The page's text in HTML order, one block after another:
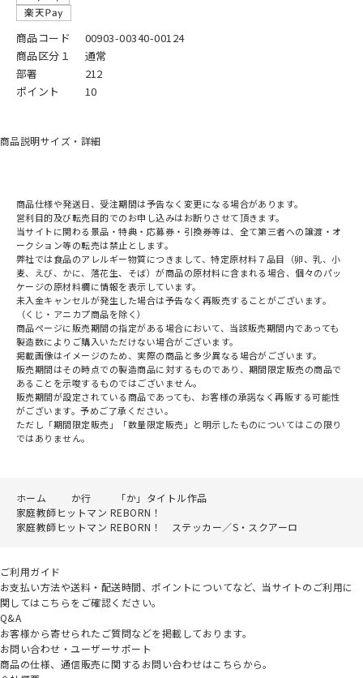
商品コード
00903-00340-00124
商品区分１
通常
部署
212
ポイント
10
商品説明サイズ・詳細
商品仕様や発送日、受注期間は予告なく変更になる場合があります。
営利目的及び転売目的でのお申し込みはお断りさせて頂きます。
当サイトに関わる景品・特典・応募券・引換券等は、全て第三者への譲渡・オ
ークション等の転売は禁止とします。
弊社では食品のアレルギー物質につきまして、特定原材料７品目（卵、乳、小
麦、えび、かに、落花生、そば）が商品の原材料に含まれる場合、個々のパッ
ケージの原材料欄に情報を表示しています。
未入金キャンセルが発生した場合は予告なく再販売することがございます。
（くじ・アニカプ商品を除く）
商品ページに販売期間の指定がある場合において、当該販売期間内であっても
製造数によりご購入いただけない場合がございます。
掲載画像はイメージのため、実際の商品と多少異なる場合がございます。
販売期間はその時点での製造商品に対するものであり、期間限定販売の商品で
あることを示唆するものではございません。
販売期間が設定されている商品であっても、お客様の承諾なく再販する可能性
がございます。予めご了承ください。
ただし「期間限定販売」「数量限定販売」と明示したものについてはこの限り
ではありません。
ホーム か行
「か」タイトル作品
家庭教師ヒットマン REBORN！
家庭教師ヒットマン REBORN！ ステッカー／S・スクアーロ
ご利用ガイド
お支払い方法や送料・配送時間、ポイントについてなど、当サイトのご利用に
関してはこちらをご確認ください。
Q&A
お客様から寄せられたご質問などを掲載しております。
お問い合わせ・ユーザーサポート
商品の仕様、通信販売に関するお問い合わせはこちらから。